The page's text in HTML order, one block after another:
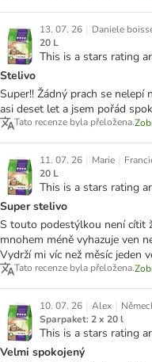
13. 07. 26 | Daniele
20 L
This is a stars rating
Stelivo
Super!! Žádný prach se nelepí
asi deset let a jsem pořád
Tato recenze byla přeložena.
11. 07. 26 | Marie |
20 L
This is a stars rating
Super stelivo
S touto podestýlkou není cítit
mnohem méně vyhazuje ven
Vydrží mi víc než měsíc jeden
Tato recenze byla přeložena.
10. 07. 26 | Alex |
Sparpaket: 2 x 20 l
This is a stars rating
Velmi spokojený